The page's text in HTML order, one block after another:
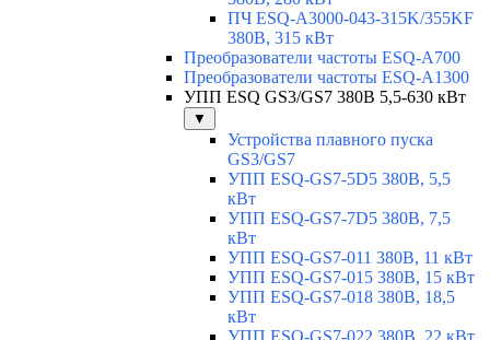
ПЧ ESQ-A3000-043-315K/355KF
380В, 315 кВт
Преобразователи частоты ESQ-A700
Преобразователи частоты ESQ-A1300
УПП ESQ GS3/GS7 380В 5,5-630 кВт
▼
Устройства плавного пуска
GS3/GS7
УПП ESQ-GS7-5D5 380В, 5,5
кВт
УПП ESQ-GS7-7D5 380В, 7,5
кВт
УПП ESQ-GS7-011 380В, 11 кВт
УПП ESQ-GS7-015 380В, 15 кВт
УПП ESQ-GS7-018 380В, 18,5
кВт